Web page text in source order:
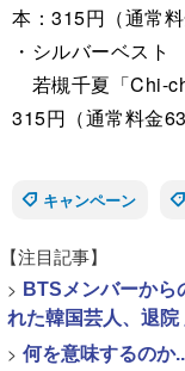
本：315円（通常料
・シルバーベス
若槻千夏「Chi-
315円（通常料金
キャンペーン
【注目記事】
> BTSメンバーから
れた韓国芸人、退
> 何を意味するのか